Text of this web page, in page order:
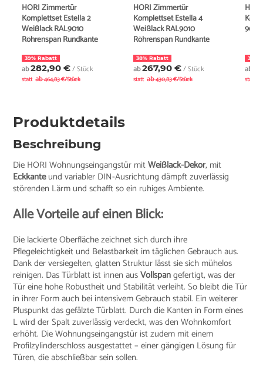
HORI Zimmertür
Komplettset Estella 2
Weißlack RAL9010
Röhrenspan Rundkante
39% Rabatt
ab282,90 €/ Stück
statt ab464,83 €/Stück
HORI Zimmertür
Komplettset Estella 4
Weißlack RAL9010
Röhrenspan Rundkante
38% Rabatt
ab267,90 €/ Stück
statt ab430,83 €/Stück
35%
ab
statt
Produktdetails
Beschreibung
Die HORI Wohnungseingangstür mitWeißlack-Dekor, mit
Eckkanteund variabler DIN-Ausrichtung dämpft zuverlässig
störenden Lärm und schafft so ein ruhiges Ambiente.
Alle Vorteile auf einen Blick:
Die lackierte Oberfläche zeichnet sich durch ihre
Pflegeleichtigkeit und Belastbarkeit im täglichen Gebrauch aus.
Dank der versiegelten, glatten Struktur lässt sie sich mühelos
reinigen. Das Türblatt ist innen ausVollspangefertigt, was der
Tür eine hohe Robustheit und Stabilität verleiht. So bleibt die Tür
in ihrer Form auch bei intensivem Gebrauch stabil. Ein weiterer
Pluspunkt das gefälzte Türblatt. Durch die Kanten in Form eines
L wird der Spalt zuverlässig verdeckt, was den Wohnkomfort
erhöht. Die Wohnungseingangstür ist zudem mit einem
Profilzylinderschloss ausgestattet – einer gängigen Lösung für
Türen, die abschließbar sein sollen.